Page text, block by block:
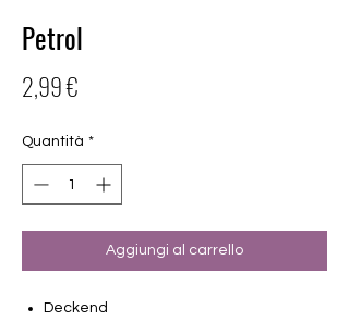
Petrol
2,99 €
Quantità *
Aggiungi al carrello
Deckend